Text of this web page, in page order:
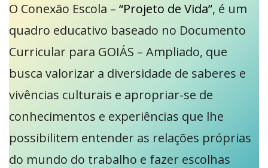
O Conexão Escola – “Projeto de Vida”, é um
quadro educativo baseado no Documento
Curricular para GOIÁS – Ampliado, que
busca valorizar a diversidade de saberes e
vivências culturais e apropriar-se de
conhecimentos e experiências que lhe
possibilitem entender as relações próprias
do mundo do trabalho e fazer escolhas